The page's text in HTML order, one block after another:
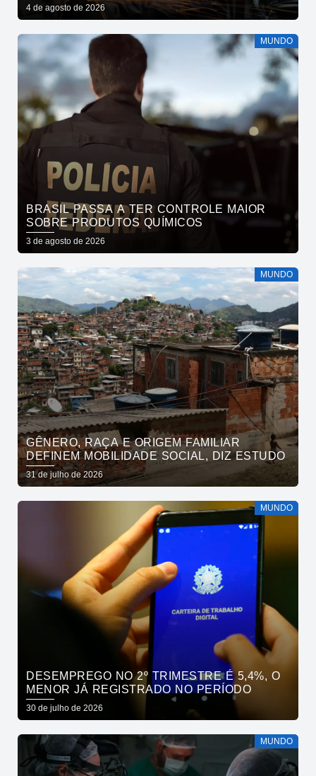
4 de agosto de 2026
MUNDO
BRASIL PASSA A TER CONTROLE MAIOR
SOBRE PRODUTOS QUÍMICOS
3 de agosto de 2026
MUNDO
GÊNERO, RAÇA E ORIGEM FAMILIAR
DEFINEM MOBILIDADE SOCIAL, DIZ ESTUDO
31 de julho de 2026
MUNDO
DESEMPREGO NO 2º TRIMESTRE É 5,4%, O
MENOR JÁ REGISTRADO NO PERÍODO
30 de julho de 2026
MUNDO